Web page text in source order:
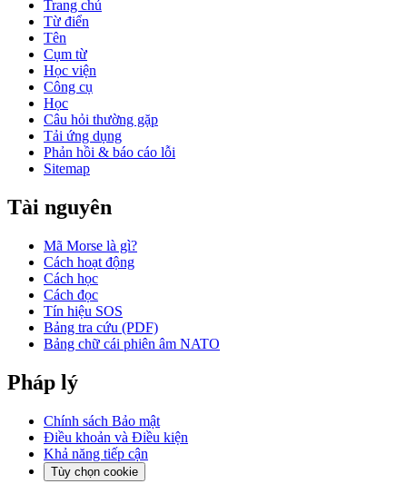
Trang chủ
Từ điển
Tên
Cụm từ
Học viện
Công cụ
Học
Câu hỏi thường gặp
Tải ứng dụng
Phản hồi & báo cáo lỗi
Sitemap
Tài nguyên
Mã Morse là gì?
Cách hoạt động
Cách học
Cách đọc
Tín hiệu SOS
Bảng tra cứu (PDF)
Bảng chữ cái phiên âm NATO
Pháp lý
Chính sách Bảo mật
Điều khoản và Điều kiện
Khả năng tiếp cận
Tùy chọn cookie